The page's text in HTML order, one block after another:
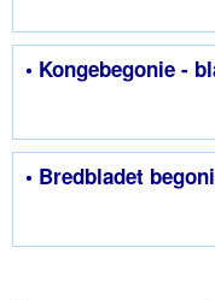
• Kongebegonie -
• Bredbladet